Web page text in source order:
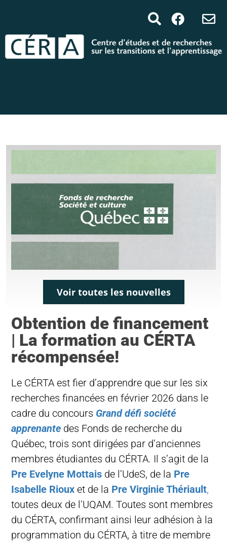
Voir toutes les nouvelles
Obtention de financement
| La formation au CÉRTA
récompensée!
Le CÉRTA est fier d’apprendre que sur les six
recherches financées en février 2026 dans le
cadre du concours Grand défi société
apprenante des Fonds de recherche du
Québec, trois sont dirigées par d’anciennes
membres étudiantes du CÉRTA. Il s’agit de la
Pre Evelyne Mottais de l’UdeS, de la Pre
Isabelle Rioux et de la Pre Virginie Thériault,
toutes deux de l’UQAM. Toutes sont membres
du CÉRTA, confirmant ainsi leur adhésion à la
programmation du CÉRTA, à titre de membre